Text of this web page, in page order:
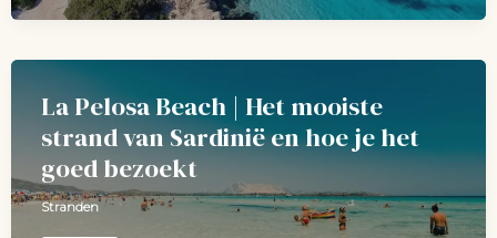
La Pelosa Beach | Het mooiste
strand van Sardinië en hoe je het
goed bezoekt
Stranden